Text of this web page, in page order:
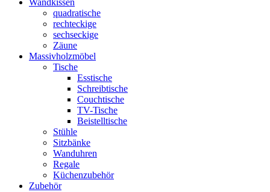
Wandkissen
quadratische
rechteckige
sechseckige
Zäune
Massivholzmöbel
Tische
Esstische
Schreibtische
Couchtische
TV-Tische
Beistelltische
Stühle
Sitzbänke
Wanduhren
Regale
Küchenzubehör
Zubehör